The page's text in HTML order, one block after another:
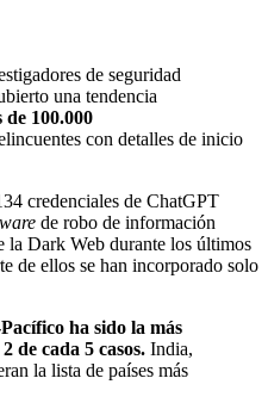
de seguridad
una tendencia
100.000
con detalles de inicio
credenciales de ChatGPT
de robo de información
la Dark Web durante los últimos
de ellos se han incorporado solo
ha sido la más
de cada 5 casos. India,
la lista de países más